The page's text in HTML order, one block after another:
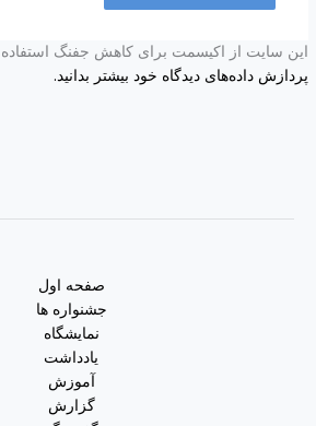
این سایت از اکیسمت برای کاهش جفنگ
پردازش داده‌های دیدگاه خود بیشتر بدانید.
صفحه اول
جشنواره ها
نمایشگاه
یادداشت
آموزش
گزارش